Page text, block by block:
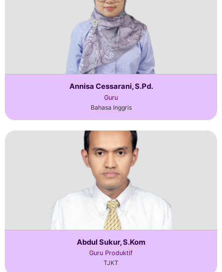
Annisa Cessarani, S.Pd.
Guru
Bahasa Inggris
Abdul Sukur, S.Kom
Guru Produktif
TJKT